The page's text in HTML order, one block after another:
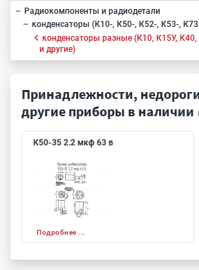
Радиокомпоненты и радиодетали
конденсаторы (К10-, К50-, К52-, К53-,
конденсаторы разные (К10, К15У,
и другие)
Принадлежности,
другие приборы в наличии
К50-35 2.2 мкф 63 в
Подробнее ...